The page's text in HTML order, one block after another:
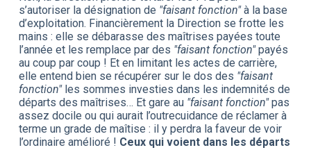
s’autoriser la désignation de "faisant fonction"à la base
d’exploitation. Financièrement la Direction se frotte les
mains : elle se débarasse des maîtrises payées toute
l’année et les remplace par des "faisant fonction"payés
au coup par coup ! Et en limitant les actes de carrière,
elle entend bien se récupérer sur le dos des "faisant
fonction"les sommes investies dans les indemnités de
départs des maîtrises… Et gare au "faisant fonction"pas
assez docile ou qui aurait l’outrecuidance de réclamer à
terme un grade de maîtise : il y perdra la faveur de voir
l’ordinaire amélioré ! Ceux qui voient dans les départs